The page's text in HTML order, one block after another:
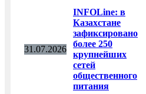
31.07.2026
INFOLine: в
Казахстане
зафиксировано
более 250
крупнейших
сетей
общественного
питания